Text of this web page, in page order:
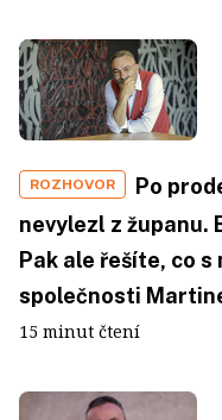
ROZHOVOR
Po
nevylezl z županu.
Pak ale řešíte, co s
společnosti
15 minut čtení